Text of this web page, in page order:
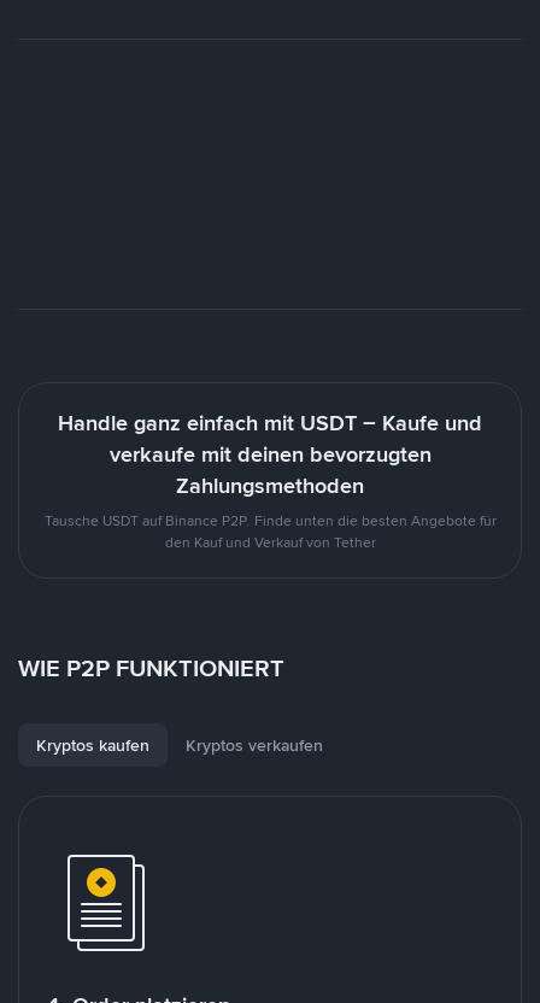
Handle ganz einfach mit USDT – Kaufe und
verkaufe mit deinen bevorzugten
Zahlungsmethoden
Tausche USDT auf Binance P2P. Finde unten die besten Angebote für
den Kauf und Verkauf von Tether
WIE P2P FUNKTIONIERT
Kryptos kaufen Kryptos verkaufen